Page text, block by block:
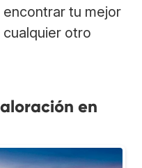
tu mejor
otro
en